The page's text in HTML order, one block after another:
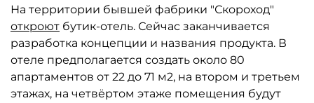
На территории бывшей фабрики "Скороход"
откроют бутик-отель. Сейчас заканчивается
разработка концепции и названия продукта. В
отеле предполагается создать около 80
апартаментов от 22 до 71 м2, на втором и третьем
этажах, на четвёртом этаже помещения будут